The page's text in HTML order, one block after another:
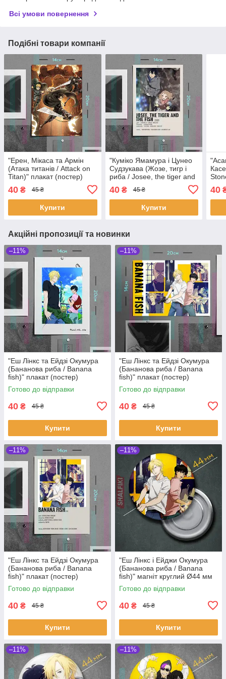
Всі умови повернення
Подібні товари компанії
"Ерен, Мікаса та Армін
(Атака титанів / Attack on
Titan)" плакат (постер)
40 ₴ 45 ₴
Купити
"Куміко Ямамура і Цунео
Судзукава (Жозе, тигр і
риба / Josee, the tiger and
the fish)" плакат (постер)
розміром А5 (14х20см)
40₴ 45 ₴
Купити
40
Акційні пропозиції та новинки
–11%
"Еш Лінкс та Ейдзі Окумура
(Бананова риба / Banana
fish)" плакат (постер)
розміром А5 (14х20см)
Готово до відправки
40 ₴ 45 ₴
Купити
–11%
"Еш Лінкс та Ейдзі Окумура
(Бананова риба / Banana
fish)" плакат (постер)
розміром А5 (20х14см)
Готово до відправки
40 ₴ 45 ₴
Купити
–11%
"Еш Лінкс та Ейдзі Окумура
(Бананова риба / Banana
fish)" плакат (постер)
розміром А5 (14х20см)
Готово до відправки
40 ₴ 45 ₴
Купити
–11%
"Еш Лінкс і Ейджи Окумура
(Бананова риба / Banana
fish)" магніт круглий Ø44 мм
Готово до відправки
40 ₴ 45 ₴
Купити
–11% –11%